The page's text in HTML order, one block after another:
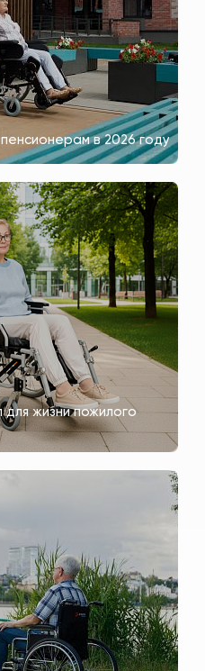
в 2026 году
для жизни пожилого